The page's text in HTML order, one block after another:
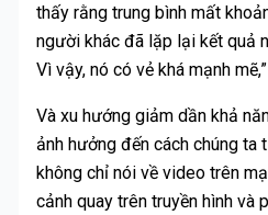
thấy rằng trung bình mất
người khác đã lặp lại kết quả
Vì vậy, nó có vẻ khá mạnh
Và xu hướng giảm dần khả
ảnh hưởng đến cách chúng ta
không chỉ nói về video trên
cảnh quay trên truyền hình và